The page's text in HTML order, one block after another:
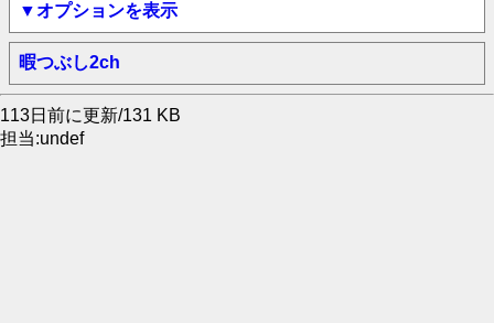
▼オプションを表示
暇つぶし2ch
113日前に更新/131 KB
担当:undef